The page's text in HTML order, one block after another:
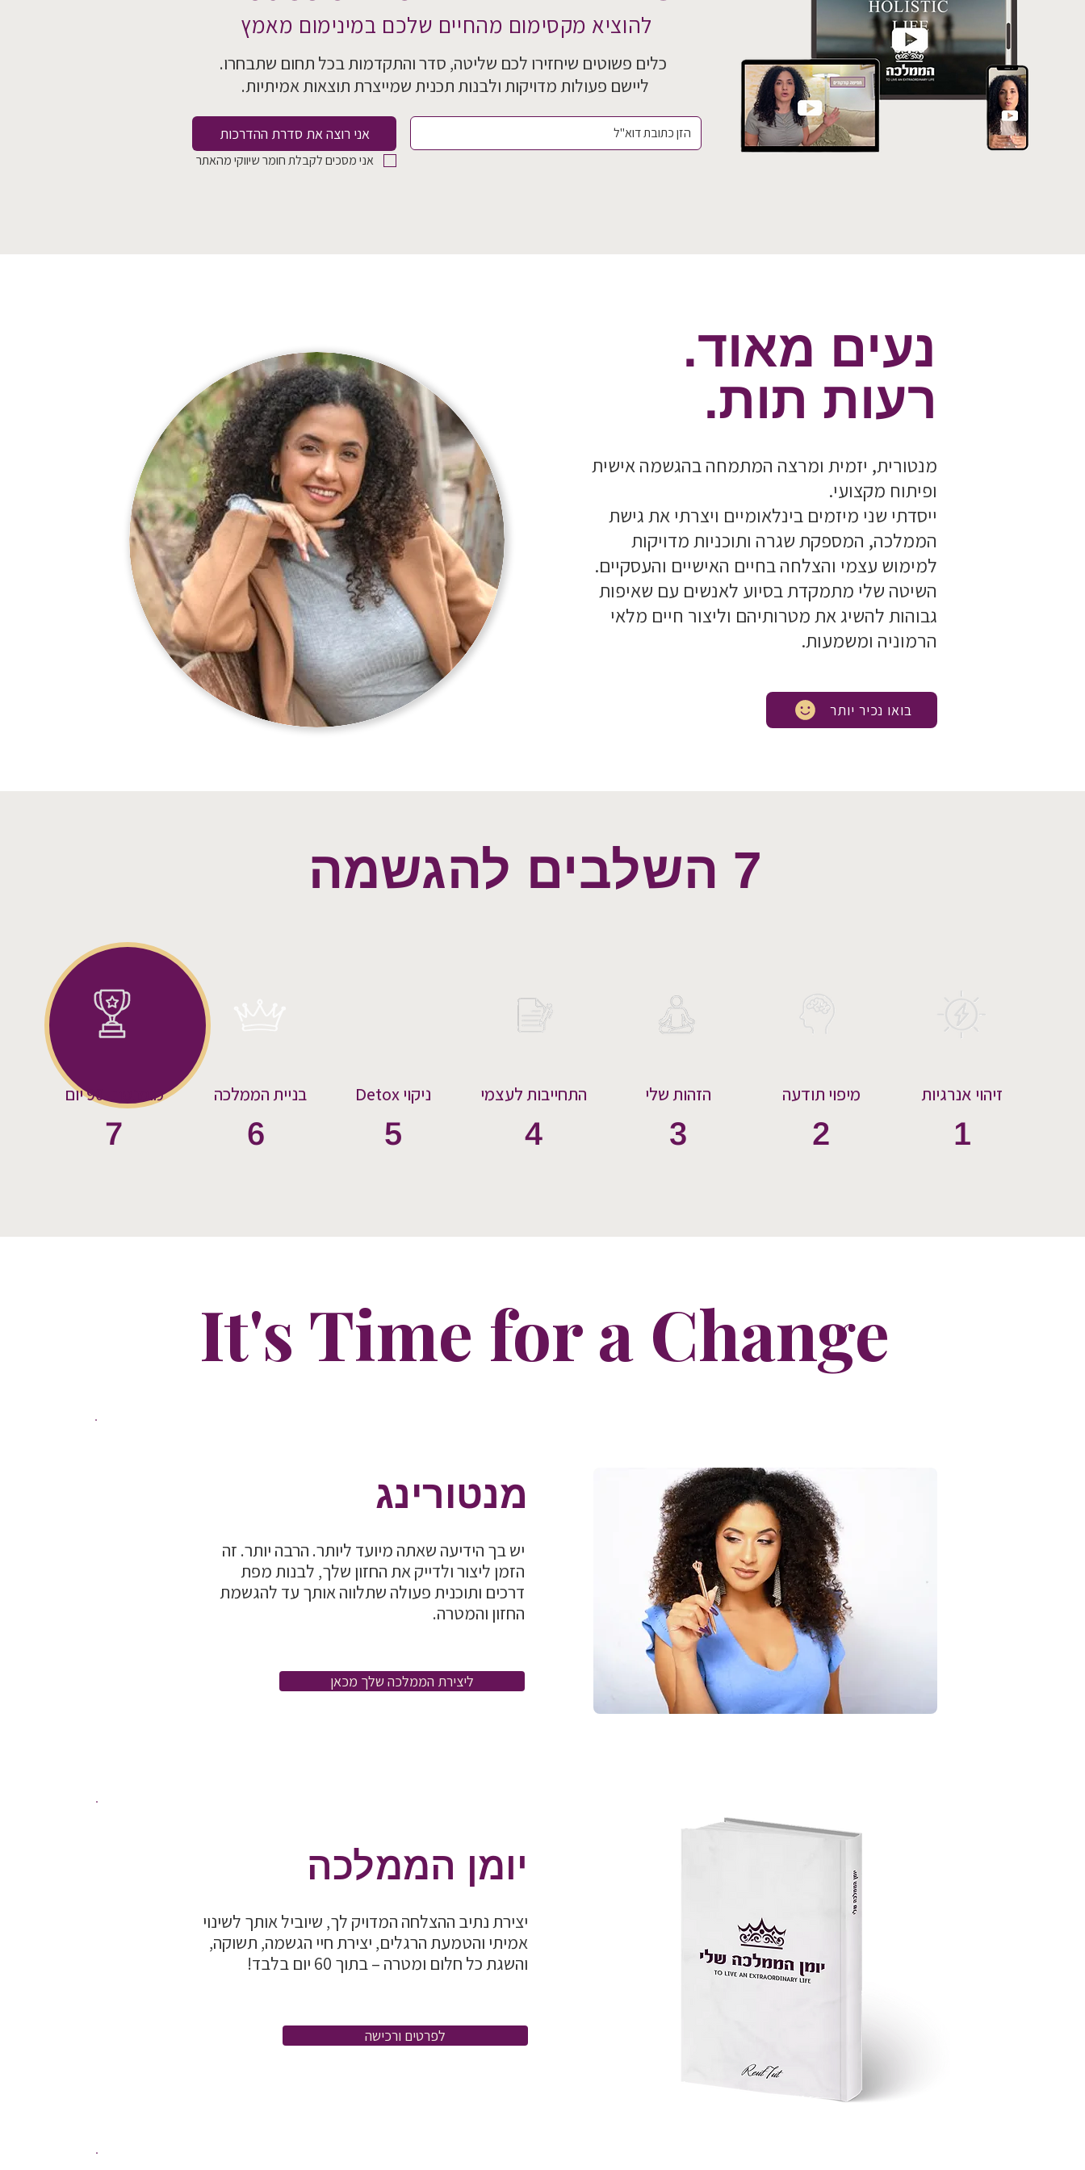
להוציא מקסימום מהחיים שלכם במינימום מאמץ
כלים פשוטים שיחזירו לכם שליטה, סדר והתקדמותבכל תחום שתבחרו.
ליישם פעולות מדויקות ולבנות תכנית שמייצרת תוצאות אמיתיות.
אני רוצה את סדרת ההדרכות
אני מסכים לקבלת חומר שיווקי מהאתר
נעים מאוד.
רעות תות.
מנטורית, יזמית ומרצה המתמחה בהגשמה אישית
ופיתוח מקצועי.
ייסדתי שני מיזמים בינלאומיים ויצרתי את גישת
הממלכה, המספקת שגרה ותוכניות מדויקות
למימוש עצמי והצלחה בחיים האישיים והעסקיים.
השיטה שלי מתמקדת בסיוע לאנשים עם שאיפות
גבוהות להשיג את מטרותיהם וליצור חיים מלאי
הרמוניה ומשמעות.
בואו נכיר יותר
מומנטום 90 יום
7
בניית הממלכה Detox ניקוי
6 5
התחייבות לעצמי
4
הזהות שלי
3
מיפוי תודעה
2
זיהוי אנרגיות
1
It's Time for a Change
מנטורינג
יש בך הידיעה שאתה מיועד ליותר. הרבה יותר. זה
הזמן ליצור ולדייק את החזון שלך, לבנות מפת
דרכים ותוכנית פעולה שתלווה אותך עד להגשמת
החזון והמטרה.
ליצירת הממלכה שלך מכאן
יומן הממלכה
יצירת נתיב ההצלחה המדויק לך, שיוביל אותך לשינוי
אמיתי והטמעת הרגלים, יצירת חיי הגשמה, תשוקה,
והשגת כל חלום ומטרה – בתוך 60 יום בלבד!
לפרטים ורכישה